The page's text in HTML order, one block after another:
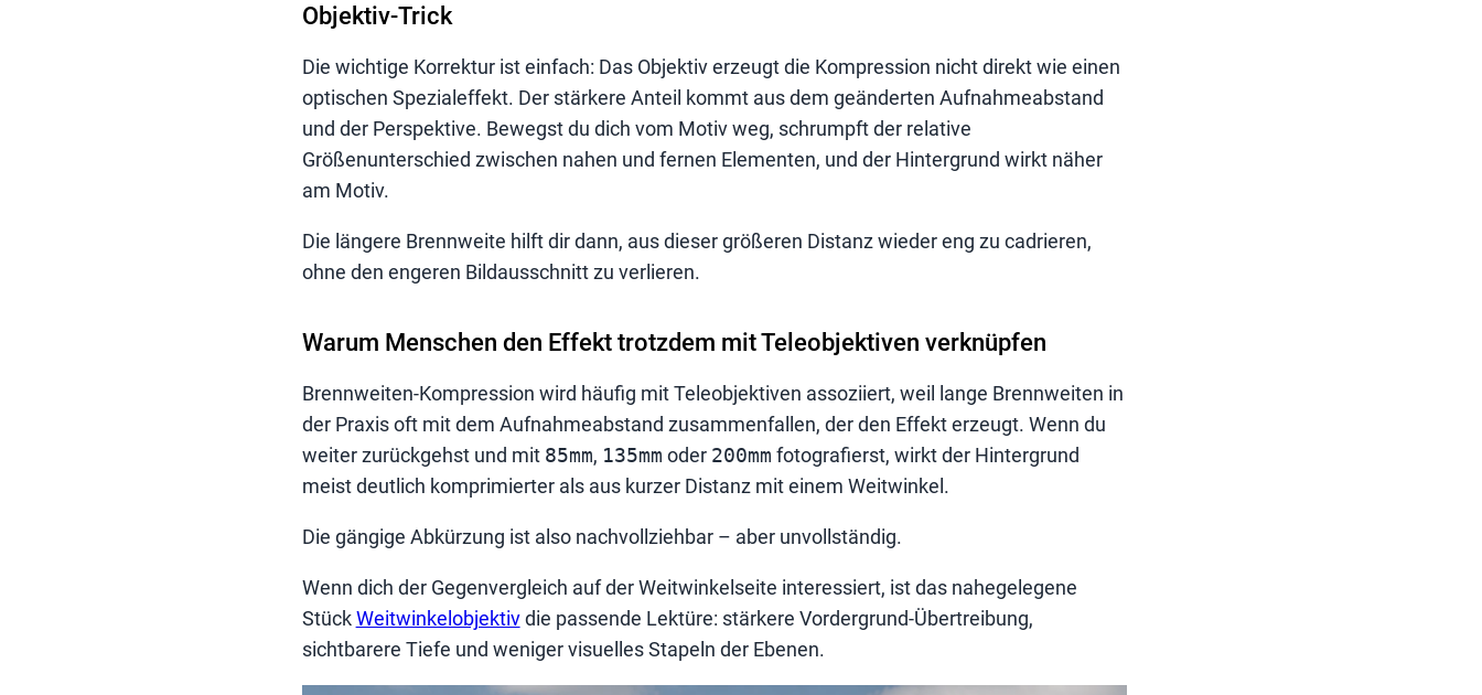
Objektiv-Trick
Die wichtige Korrektur ist einfach: Das Objektiv erzeugt die Kompression nicht direkt wie einen
optischen Spezialeffekt. Der stärkere Anteil kommt aus dem geänderten Aufnahmeabstand
und der Perspektive. Bewegst du dich vom Motiv weg, schrumpft der relative
Größenunterschied zwischen nahen und fernen Elementen, und der Hintergrund wirkt näher
am Motiv.
Die längere Brennweite hilft dir dann, aus dieser größeren Distanz wieder eng zu cadrieren,
ohne den engeren Bildausschnitt zu verlieren.
Warum Menschen den Effekt trotzdem mit Teleobjektiven verknüpfen
Brennweiten-Kompression wird häufig mit Teleobjektiven assoziiert, weil lange Brennweiten in
der Praxis oft mit dem Aufnahmeabstand zusammenfallen, der den Effekt erzeugt. Wenn du
weiter zurückgehst und mit 85mm, 135mm oder 200mm fotografierst, wirkt der Hintergrund
meist deutlich komprimierter als aus kurzer Distanz mit einem Weitwinkel.
Die gängige Abkürzung ist also nachvollziehbar – aber unvollständig.
Wenn dich der Gegenvergleich auf der Weitwinkelseite interessiert, ist das nahegelegene
StückWeitwinkelobjektivdie passende Lektüre: stärkere Vordergrund-Übertreibung,
sichtbarere Tiefe und weniger visuelles Stapeln der Ebenen.